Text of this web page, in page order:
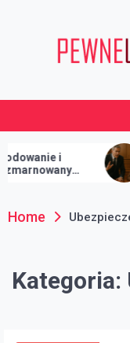
i
Rola
Home
Kategoria: